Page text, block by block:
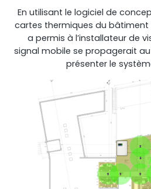
En utilisant le logiciel de
cartes thermiques du bâtiment
a permis à l’installateur de
signal mobile se propagerait
présenter le